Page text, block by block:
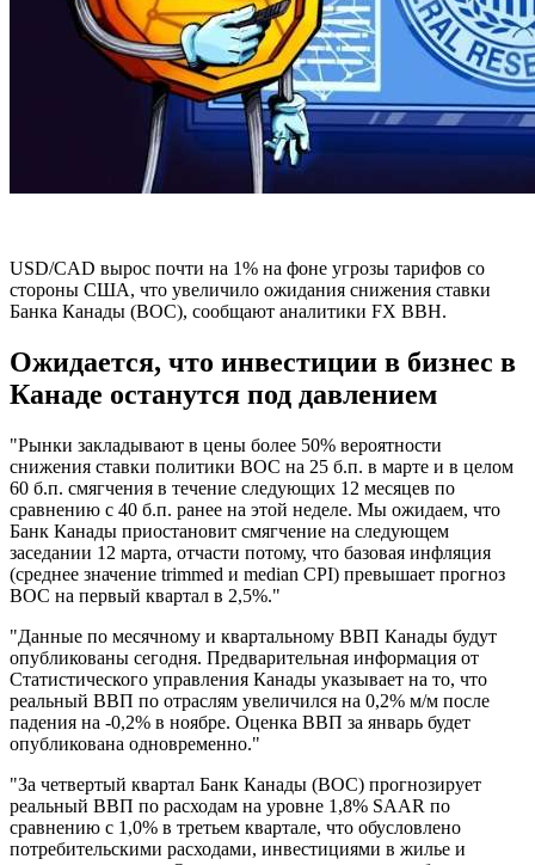
USD/CAD вырос почти на 1% на фоне угрозы тарифов со
стороны США, что увеличило ожидания снижения ставки
Банка Канады (BOC), сообщают аналитики FX BBH.
Ожидается, что инвестиции в бизнес в
Канаде останутся под давлением
"Рынки закладывают в цены более 50% вероятности
снижения ставки политики BOC на 25 б.п. в марте и в целом
60 б.п. смягчения в течение следующих 12 месяцев по
сравнению с 40 б.п. ранее на этой неделе. Мы ожидаем, что
Банк Канады приостановит смягчение на следующем
заседании 12 марта, отчасти потому, что базовая инфляция
(среднее значение trimmed и median CPI) превышает прогноз
BOC на первый квартал в 2,5%."
"Данные по месячному и квартальному ВВП Канады будут
опубликованы сегодня. Предварительная информация от
Статистического управления Канады указывает на то, что
реальный ВВП по отраслям увеличился на 0,2% м/м после
падения на -0,2% в ноябре. Оценка ВВП за январь будет
опубликована одновременно."
"За четвертый квартал Банк Канады (BOC) прогнозирует
реальный ВВП по расходам на уровне 1,8% SAAR по
сравнению с 1,0% в третьем квартале, что обусловлено
потребительскими расходами, инвестициями в жилье и